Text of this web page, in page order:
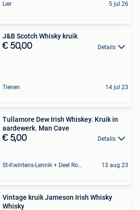
Lier 5 jul 26
J&B Scotch Whisky kruik
€ 50,00 Details
Tienen 14 jul 23
Tullamore Dew Irish Whiskey. Kruik in
aardewerk. Man Cave
€ 5,00 Details
St-Kwintens-Lennik + Deel Roosdaal 13 aug 23
Vintage kruik Jameson Irish Whisky
Whisky